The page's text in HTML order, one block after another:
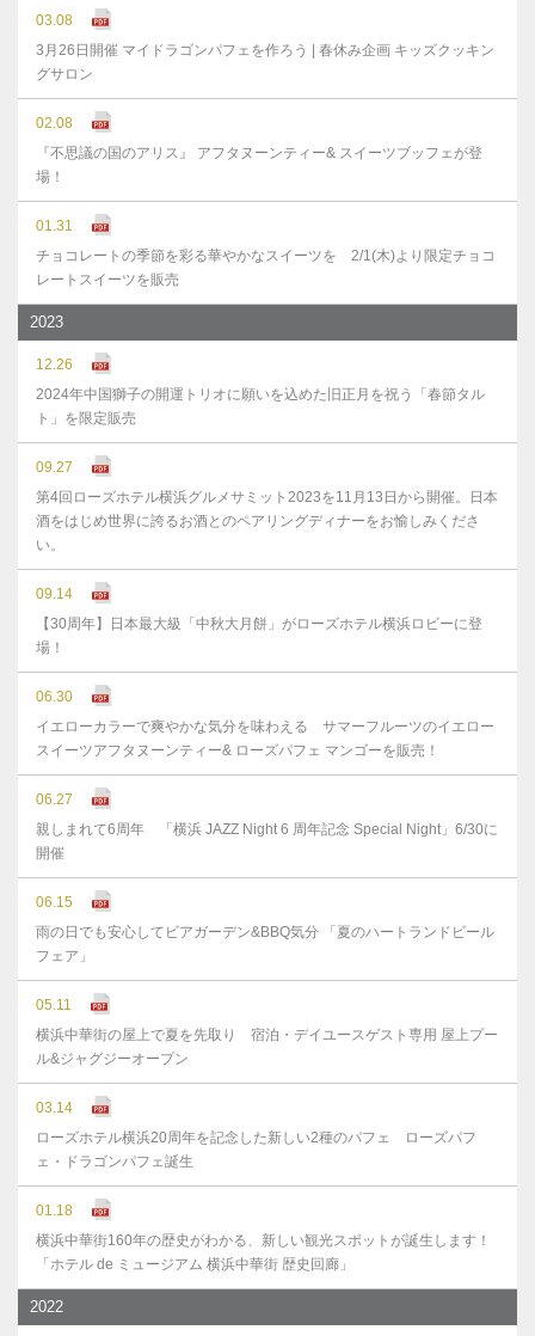
03.08
3月26日開催 マイドラゴンパフェを作ろう | 春休み企画 キッズクッキン
グサロン
02.08
『不思議の国のアリス』 アフタヌーンティー& スイーツブッフェが登
場！
01.31
チョコレートの季節を彩る華やかなスイーツを 2/1(木)より限定チョコ
レートスイーツを販売
2023
12.26
2024年中国獅子の開運トリオに願いを込めた旧正月を祝う「春節タル
ト」を限定販売
09.27
第4回ローズホテル横浜グルメサミット2023を11月13日から開催。日本
酒をはじめ世界に誇るお酒とのペアリングディナーをお愉しみくださ
い。
09.14
【30周年】日本最大級「中秋大月餅」がローズホテル横浜ロビーに登
場！
06.30
イエローカラーで爽やかな気分を味わえる サマーフルーツのイエロー
スイーツアフタヌーンティー& ローズパフェ マンゴーを販売！
06.27
親しまれて6周年 「横浜 JAZZ Night 6 周年記念 Special Night」6/30に
開催
06.15
雨の日でも安心してビアガーデン&BBQ気分 「夏のハートランドビール
フェア」
05.11
横浜中華街の屋上で夏を先取り 宿泊・デイユースゲスト専用 屋上プー
ル&ジャグジーオープン
03.14
ローズホテル横浜20周年を記念した新しい2種のパフェ ローズパフ
ェ・ドラゴンパフェ誕生
01.18
横浜中華街160年の歴史がわかる、新しい観光スポットが誕生します！
「ホテル de ミュージアム 横浜中華街 歴史回廊」
2022